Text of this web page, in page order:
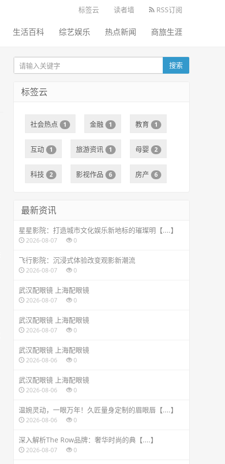
标签云 读者墙 RSS订阅
生活百科 综艺娱乐 热点新闻 商旅生涯
搜索
标签云
社会热点 1 金融 1 教育 1
互动 1 旅游资讯 1 母婴 2
科技 2 影视作品 6 房产 6
最新资讯
星星影院：打造城市文化娱乐新地标的璀璨明【....】
2026-08-07 0
飞行影院：沉浸式体验改变观影新潮流
2026-08-07 0
武汉配眼镜 上海配眼镜
2026-08-07 0
武汉配眼镜 上海配眼镜
2026-08-07 0
武汉配眼镜 上海配眼镜
2026-08-06 0
武汉配眼镜 上海配眼镜
2026-08-06 0
温婉灵动，一眼万年！久匠量身定制的眉眼唇【....】
2026-08-06 0
深入解析The Row品牌：奢华时尚的典【....】
2026-08-07 0